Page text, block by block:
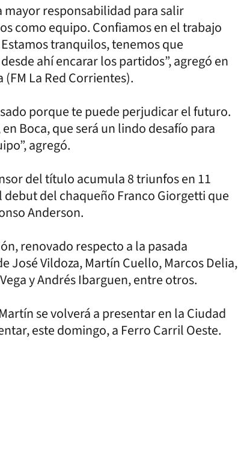
mayor responsabilidad para salir
como equipo. Confiamos en el trabajo
tranquilos, tenemos que
ahí encarar los partidos”, agregó en
La Red Corrientes).
porque te puede perjudicar el futuro.
Boca, que será un lindo desafío para
agregó.
del título acumula 8 triunfos en 11
del chaqueño Franco Giorgetti que
Anderson.
renovado respecto a la pasada
José Vildoza, Martín Cuello, Marcos Delia,
y Andrés Ibarguen, entre otros.
se volverá a presentar en la Ciudad
este domingo, a Ferro Carril Oeste.